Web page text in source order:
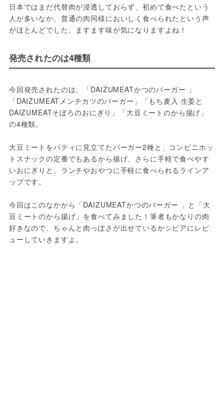
日本ではまだ代替肉が浸透しておらず、初めて食べたという
人が多いなか、普通の肉同様においしく食べられたという声
がほとんどでした。ますます味が気になりますよね！
発売されたのは4種類
今回発売されたのは、「DAIZUMEATかつのバーガー 」
「DAIZUMEATメンチカツのバーガー」「もち麦入 生姜と
DAIZUMEATそぼろのおにぎり」「大豆ミートのから揚げ」
の4種類。
大豆ミートをパティに見立てたバーガー2種と、コンビニホッ
トスナックの定番でもあるから揚げ、さらに手軽で食べやす
いおにぎりと、ランチやおやつに手軽に食べられるラインア
ップです。
今回はこのなかから「DAIZUMEATかつのバーガー 」と「大
豆ミートのから揚げ」を食べてみました！筆者もかなりの肉
好きなので、ちゃんと肉っぽさが出せているかシビアにレビ
ューしていきますよ。